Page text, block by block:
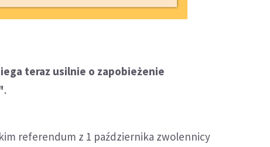
teraz usilnie o zapobieżenie
.
referendum z 1 października zwolennicy